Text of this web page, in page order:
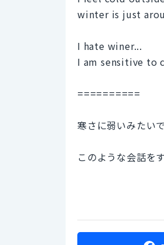
winter is just
I hate winer...
I am sensitive to
==========
寒さに弱いみたい
このような会話を